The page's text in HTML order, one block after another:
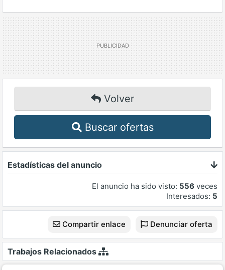
Volver
Buscar ofertas
Estadísticas del anuncio
El anuncio ha sido visto: 556 veces
Interesados: 5
Compartir enlace Denunciar oferta
Trabajos Relacionados